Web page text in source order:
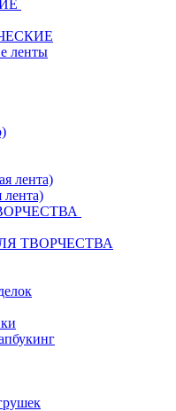
ленты
лента)
лента)
ТВОРЧЕСТВА